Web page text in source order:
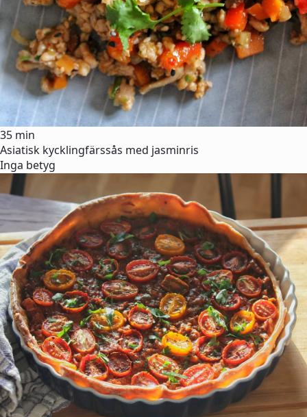
35 min
Asiatisk kycklingfärssås med jasminris
Inga betyg